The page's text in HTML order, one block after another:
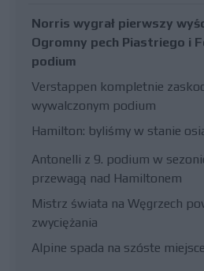
Norris wygrał pierwszy
Ogromny pech Piastriego i
podium
Verstappen kompletnie
wywalczonym podium
Hamilton: byliśmy w stanie
Antonelli z 9. podium w
przewagą nad Hamiltonem
Mistrz świata na Węgrzech
zwyciężania
Alpine spada na szóste